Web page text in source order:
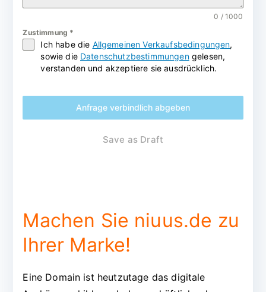
0 / 1000
Zustimmung *
Ich habe die Allgemeinen Verkaufsbedingungen,
sowie die Datenschutzbestimmungengelesen,
verstanden und akzeptiere sie ausdrücklich.
Anfrage verbindlich abgeben
Save as Draft
Machen Sie niuus.de zu
Ihrer Marke!
Eine Domain ist heutzutage das digitale